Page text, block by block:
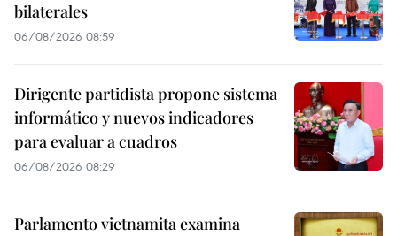
bilaterales
06/08/2026 08:59
Dirigente partidista propone sistema
informático y nuevos indicadores
para evaluar a cuadros
06/08/2026 08:29
Parlamento vietnamita examina